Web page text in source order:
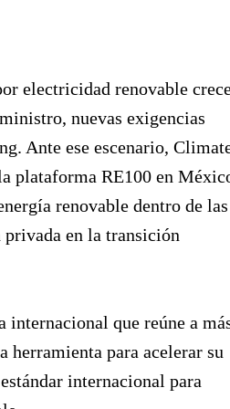
electricidad renovable
nuevas exigencias
Ante ese escenario,
plataforma RE100 en
renovable dentro de las
en la transición
que reúne a
herramienta para acelerar su
internacional para